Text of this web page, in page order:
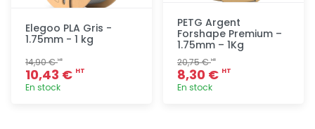
Elegoo PLA Gris -
1.75mm - 1 kg
14,90 €HT
10,43 € HT
En stock
PETG Argent
Forshape Premium –
1.75mm – 1Kg
20,75 €HT
8,30 € HT
En stock